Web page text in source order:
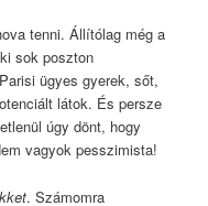
tenni. Állítólag még a
sok poszton
ügyes gyerek, sőt,
látok. És persze
úgy dönt, hogy
vagyok pesszimista!
. Számomra